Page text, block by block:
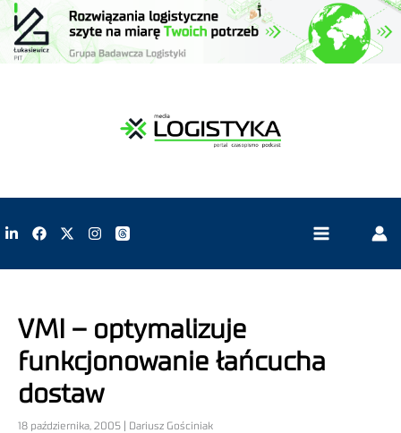
VMI – optymalizuje
funkcjonowanie łańcucha
dostaw
18 października, 2005 | Dariusz Gościniak